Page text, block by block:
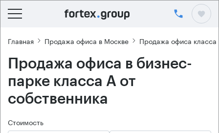
Главная Продажа офиса в Москве Продажа офиса класса
Продажа офиса в бизнес-
парке класса А от
собственника
Стоимость